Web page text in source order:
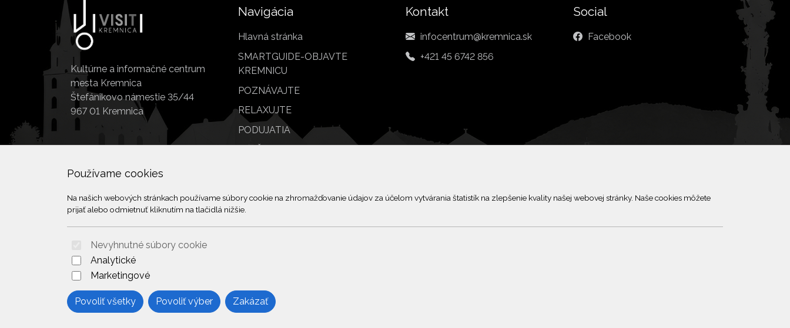
Používame cookies
Na našich webových stránkach používame súbory cookie na zhromažďovanie údajov za účelom vytvárania štatistík na zlepšenie kvality našej webovej stránky. Naše cookies môžete
prijať alebo odmietnuť kliknutím na tlačidlá nižšie.
Nevyhnutné súbory cookie
Analytické
Marketingové
Povoliť všetky Povoliť výber Zakázať
Kultúrne a informačné centrum
mesta Kremnica
Štefánikovo námestie 35/44
967 01 Kremnica
Navigácia
Hlavná stránka
SMARTGUIDE-OBJAVTE
KREMNICU
POZNÁVAJTE
RELAXUJTE
PODUJATIA
Kontakt
infocentrum@kremnica.sk
+421 45 6742 856
Social
Facebook
© 2026 Arrabella s.r.o., mayabella s.r.o., Všetky práva vyhradené.